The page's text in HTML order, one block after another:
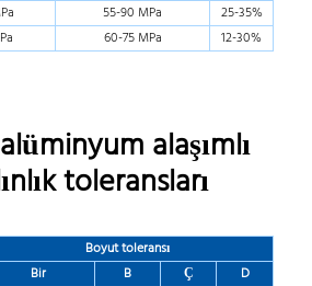
55-90 MPa
25-35%
60-75 MPa 12-30%
alaşımlı
toleransları
Boyut toleransı
Bir
B Ç
D